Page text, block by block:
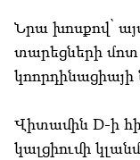
Նրա խոսքով՝
տարեցների մոտ
Վիտամին D-ի
կալցիումի